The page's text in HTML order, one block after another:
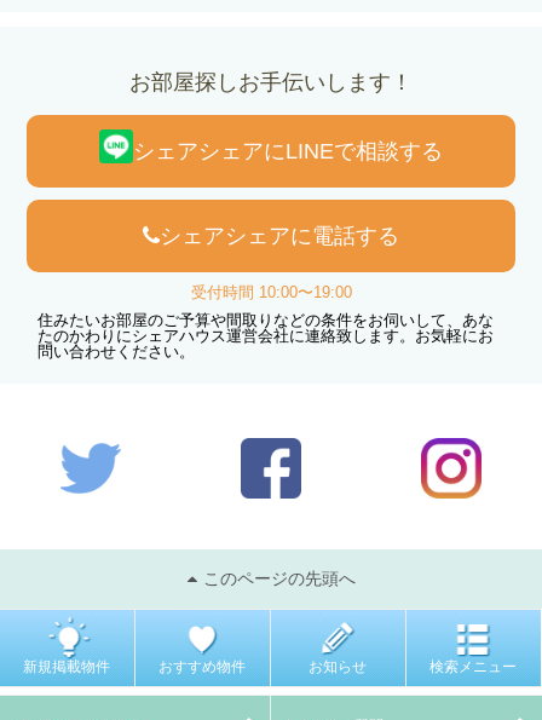
お部屋探しお手伝いします！
シェアシェアにLINEで相談する
シェアシェアに電話する
受付時間 10:00〜19:00
住みたいお部屋のご予算や間取りなどの条件をお伺いして、あな
たのかわりにシェアハウス運営会社に連絡致します。お気軽にお
問い合わせください。
このページの先頭へ
新規掲載物件 おすすめ物件 お知らせ 検索メニュー